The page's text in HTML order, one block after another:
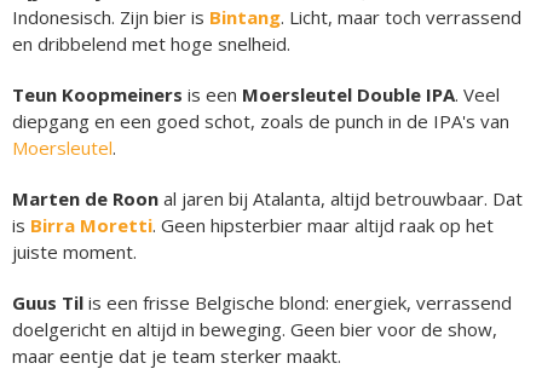
Indonesisch. Zijn bier is Bintang. Licht, maar toch verrassend
en dribbelend met hoge snelheid.
Teun Koopmeiners is een Moersleutel Double IPA. Veel
diepgang en een goed schot, zoals de punch in de IPA's van
Moersleutel.
Marten de Roon al jaren bij Atalanta, altijd betrouwbaar. Dat
is Birra Moretti. Geen hipsterbier maar altijd raak op het
juiste moment.
Guus Til is een frisse Belgische blond: energiek, verrassend
doelgericht en altijd in beweging. Geen bier voor de show,
maar eentje dat je team sterker maakt.